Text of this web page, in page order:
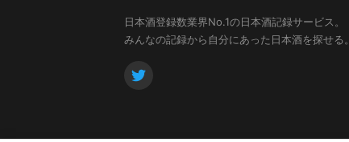
日本酒登録数業界No.1の日本酒記録サービス。
みんなの記録から自分にあった日本酒を探せる。